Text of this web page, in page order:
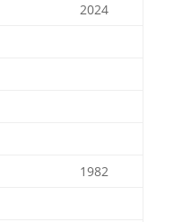
2024
1982